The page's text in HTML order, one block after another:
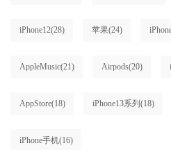
iPhone12(28) 苹果(24)
AppleMusic(21) Airpods(20)
AppStore(18) iPhone13系列 (18)
iPhone手机(16)